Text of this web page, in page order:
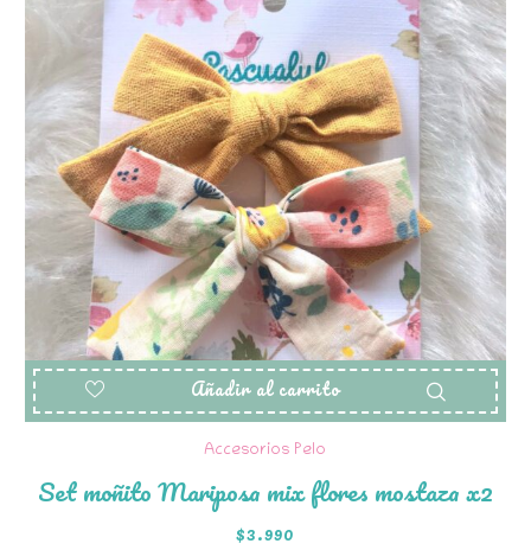
Añadir al carrito
Accesorios Pelo
Set moñito Mariposa mix flores mostaza x2
$3.990